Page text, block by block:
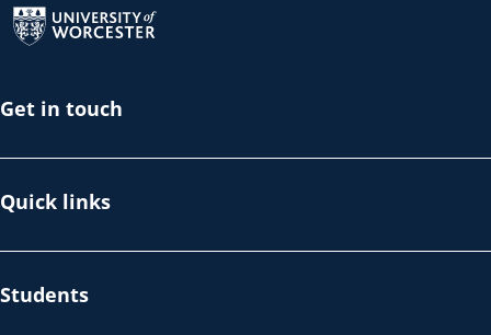
Get in touch
Quick links
Students